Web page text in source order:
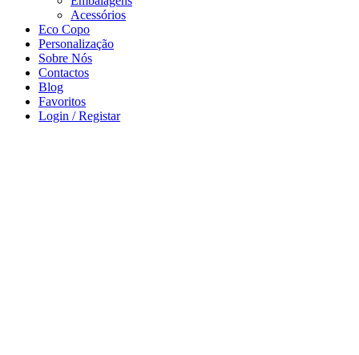
Acessórios
Eco Copo
Personalização
Sobre Nós
Contactos
Blog
Favoritos
Login / Registar